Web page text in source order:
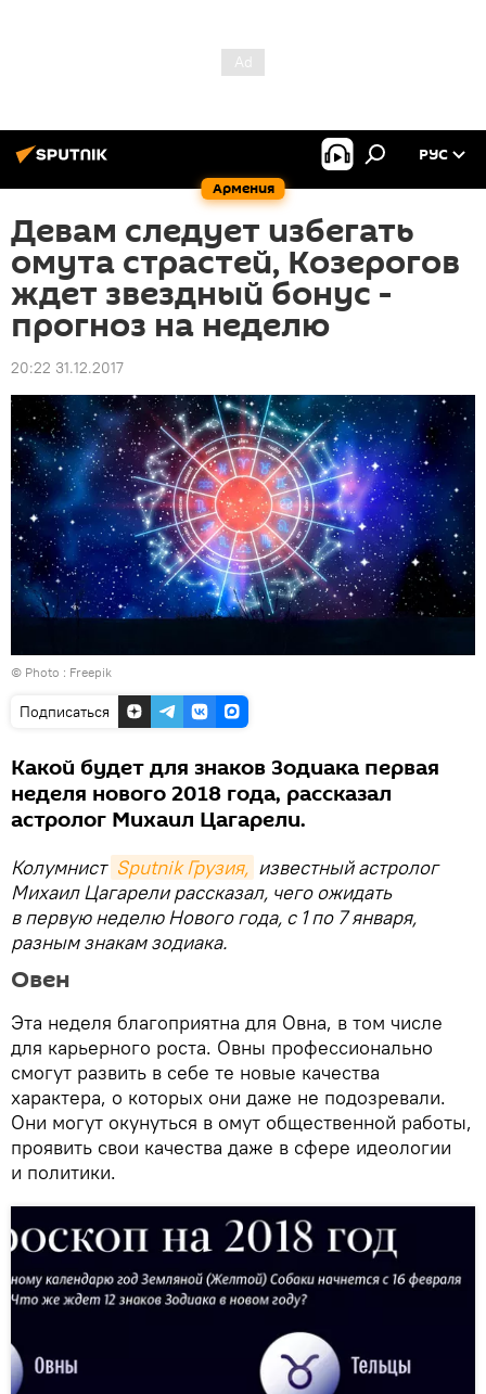
Армения
РУС
Девам следует избегать
омута страстей, Козерогов
ждет звездный бонус -
прогноз на неделю
20:22 31.12.2017
© Photo : Freepik
Подписаться
Какой будет для знаков Зодиака первая
неделя нового 2018 года, рассказал
астролог Михаил Цагарели.
Колумнист Sputnik Грузия, известный астролог
Михаил Цагарели рассказал, чего ожидать
в первую неделю Нового года, с 1 по 7 января,
разным знакам зодиака.
Овен
Эта неделя благоприятна для Овна, в том числе
для карьерного роста. Овны профессионально
смогут развить в себе те новые качества
характера, о которых они даже не подозревали.
Они могут окунуться в омут общественной работы,
проявить свои качества даже в сфере идеологии
и политики.